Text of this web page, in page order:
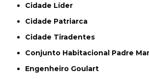
Cidade Líder
Cidade Patriarca
Cidade Tiradentes
Conjunto Habitacional Padre
Engenheiro Goulart